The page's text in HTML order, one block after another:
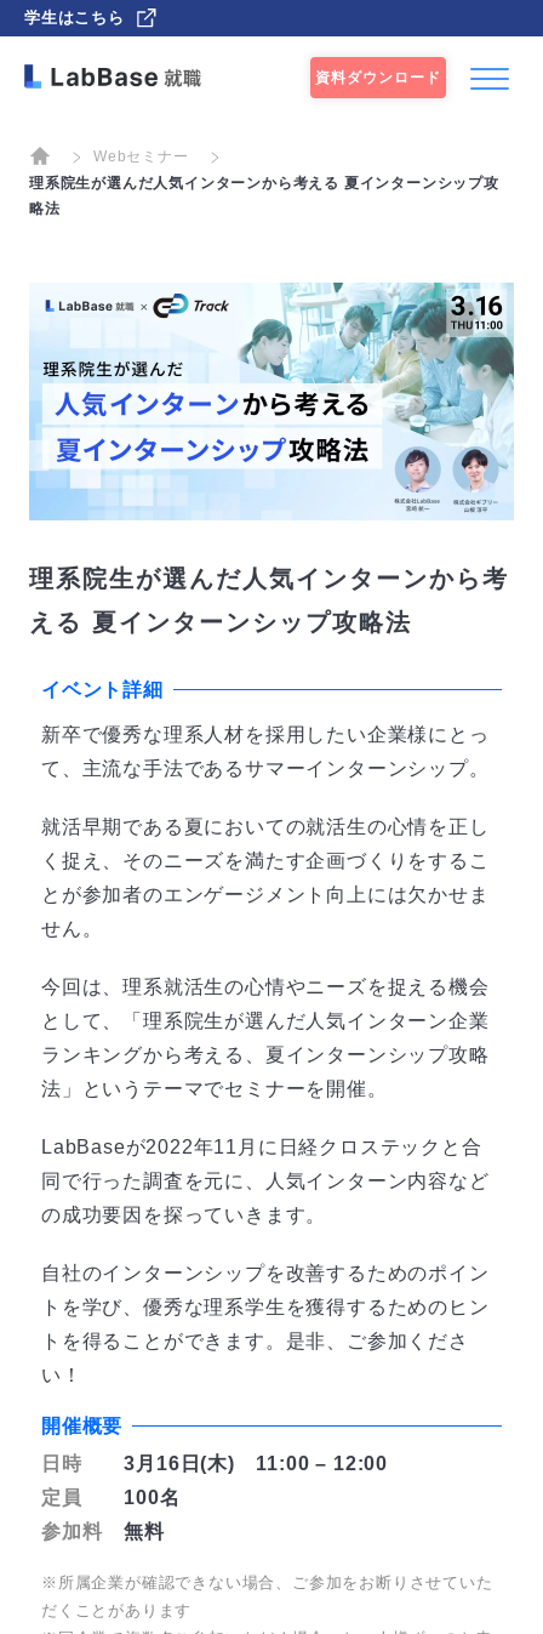
学生はこちら
資料ダウンロード
Webセミナー
理系院生が選んだ人気インターンから考える 夏インターンシップ攻
略法
理系院生が選んだ人気インターンから考
える 夏インターンシップ攻略法
イベント詳細
新卒で優秀な理系人材を採用したい企業様にとっ
て、主流な手法であるサマーインターンシップ。
就活早期である夏においての就活生の心情を正し
く捉え、そのニーズを満たす企画づくりをするこ
とが参加者のエンゲージメント向上には欠かせま
せん。
今回は、理系就活生の心情やニーズを捉える機会
として、「理系院生が選んだ人気インターン企業
ランキングから考える、夏インターンシップ攻略
法」というテーマでセミナーを開催。
LabBaseが2022年11月に日経クロステックと合
同で行った調査を元に、人気インターン内容など
の成功要因を探っていきます。
自社のインターンシップを改善するためのポイン
トを学び、優秀な理系学生を獲得するためのヒン
トを得ることができます。是非、ご参加くださ
い！
開催概要
日時
3月16日(木) 11:00 – 12:00
定員
100名
参加料
無料
※所属企業が確認できない場合、ご参加をお断りさせていた
だくことがあります